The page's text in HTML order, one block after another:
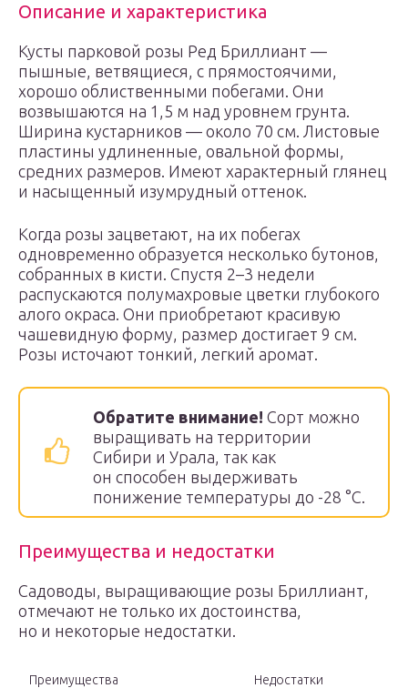
Описание и характеристика
Кусты парковой розы Ред Бриллиант —
пышные, ветвящиеся, с прямостоячими,
хорошо облиственными побегами. Они
возвышаются на 1,5 м над уровнем грунта.
Ширина кустарников — около 70 см. Листовые
пластины удлиненные, овальной формы,
средних размеров. Имеют характерный глянец
и насыщенный изумрудный оттенок.
Когда розы зацветают, на их побегах
одновременно образуется несколько бутонов,
собранных в кисти. Спустя 2–3 недели
распускаются полумахровые цветки глубокого
алого окраса. Они приобретают красивую
чашевидную форму, размер достигает 9 см.
Розы источают тонкий, легкий аромат.
Обратите внимание! Сорт можно
выращивать на территории
Сибири и Урала, так как
он способен выдерживать
понижение температуры до -28 °С.
Преимущества и недостатки
Садоводы, выращивающие розы Бриллиант,
отмечают не только их достоинства,
но и некоторые недостатки.
Преимущества Недостатки